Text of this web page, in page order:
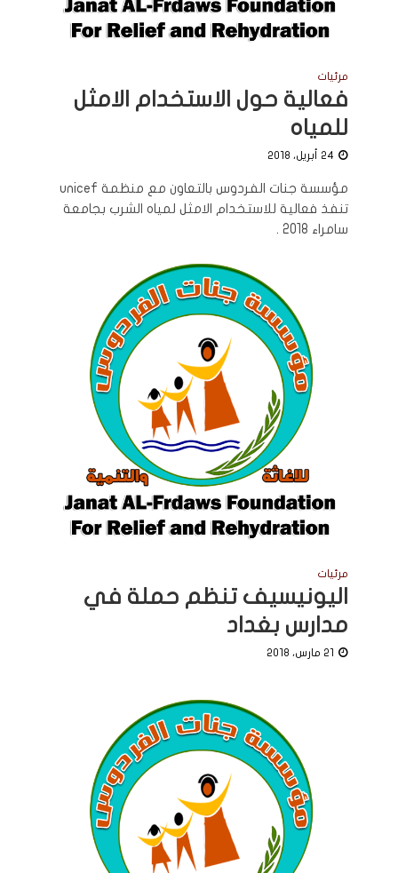
مرئيات
فعالية حول الاستخدام الامثل
للمياه
24 أبريل، 2018
مؤسسة جنات الفردوس بالتعاون مع منظمة unicef
تنفذ فعالية للاستخدام الامثل لمياه الشرب بجامعة
سامراء 2018 .
مرئيات
اليونيسيف تنظم حملة في
مدارس بغداد
21 مارس، 2018